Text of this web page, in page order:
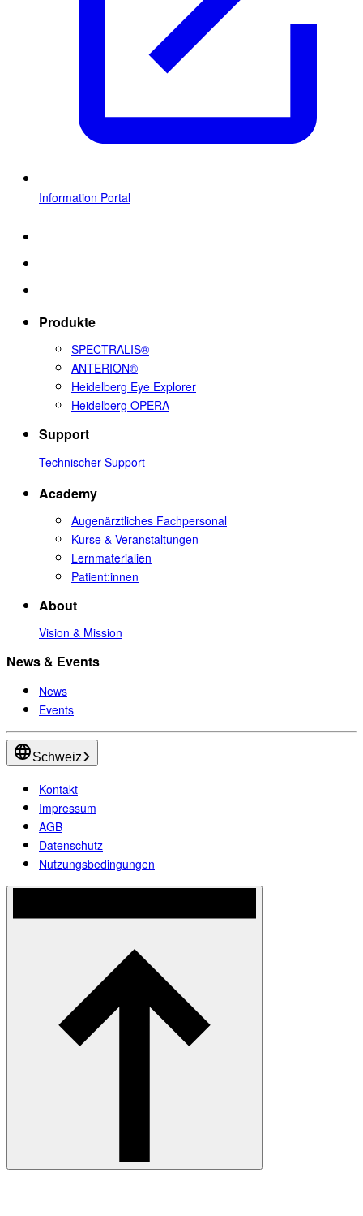
Information Portal
Produkte
SPECTRALIS®
ANTERION®
Heidelberg Eye Explorer
Heidelberg OPERA
Support
Technischer Support
Academy
Augenärztliches Fachpersonal
Kurse & Veranstaltungen
Lernmaterialien
Patient:innen
About
Vision & Mission
News & Events
News
Events
Schweiz
Kontakt
Impressum
AGB
Datenschutz
Nutzungsbedingungen